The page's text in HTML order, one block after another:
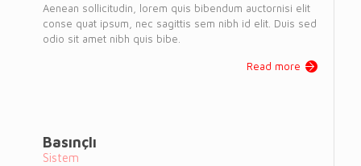
Aenean sollicitudin, lorem quis bibendum auctornisi elit
conse quat ipsum, nec sagittis sem nibh id elit. Duis sed
odio sit amet nibh quis bibe.
Read more
Basınçlı
Sistem